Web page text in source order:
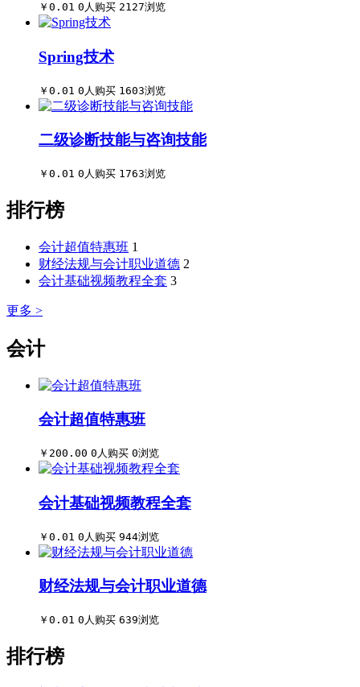
￥0.01 0人购买 2127浏览
Spring技术
￥0.01 0人购买 1603浏览
二级诊断技能与咨询技能
￥0.01 0人购买 1763浏览
排行榜
会计超值特惠班 1
财经法规与会计职业道德 2
会计基础视频教程全套 3
更多 >
会计
会计超值特惠班
￥200.00 0人购买 0浏览
会计基础视频教程全套
￥0.01 0人购买 944浏览
财经法规与会计职业道德
￥0.01 0人购买 639浏览
排行榜